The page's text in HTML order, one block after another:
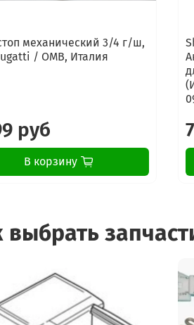
механический 3/4 г/ш,
/ OMB, Италия
руб
В корзину
выбрать